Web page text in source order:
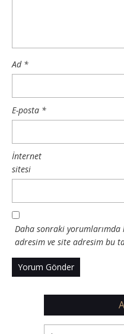
Ad *
E-posta *
İnternet
sitesi
Daha sonraki yorumlarımda
adresim ve site adresim bu